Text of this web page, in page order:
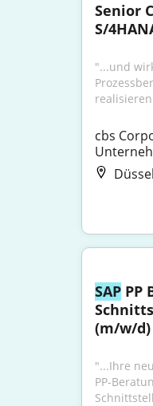
Senior
S/
"...und
cbs
SAP PP
(m/w/d)
"...Ihre
PP-